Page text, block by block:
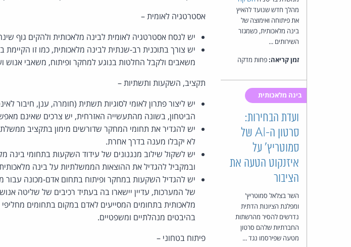
מהלך חדש שנועד להאיץ
את פיתוחה ואימוצה של
בינה מלאכותית, כשמגזר
השירותים ...
זמן קריאה:פחות מדקה
בינה מלאכותית
ועדת הבחירות:
סרטון ה-AI של
סמוטריץ' על
איזנקוט הטעה את
הציבור
השר בצלאל סמוטריץ'
ומפלגת הציונות הדתית
נדרשים להסיר מהרשתות
החברתיות שלהם סרטון
מטעה שפירסמו נגד ...
אסטרטגיה לאומית –
יש לנסח אסטרטגיה לאומית לבינה מלאכותית ולהקים גוף
יש צורך בתוכנית רב-שנתית לבינה מלאכותית, כמו זו
משאבים ולקבל החלטות בנוגע למחקר ופיתוח, משאבי אנוש
תקציב, השקעות ותשתיות –
יש ליצור פתרון לאומי לסוגיות תשתית (חומרה, ענן,
הביטחון, בשונה מהתעשייה האזרחית, יש צרכים שאינם
יש להגדיר את תחומי המחקר שדורשים מימון בתקציב ממשלתי-
לא יקבלו מענה בדרך אחרת.
יש לשקול שילוב מנגנונים של עידוד השקעות בתחומי בינה
ובמקביל להגדיל את ההוצאות הממשלתיות על בינה
יש להגדיל השקעות במחקר ופיתוח בתחום אדם-מכונה עבור
של המערכות, עדיין יישארו בה בעתיד רכיבים של שליטה
מלאכותית בתחומים המסייעים לאדם במקום בתחומים מחליפי
בהיבטים מנהלתיים ומשפטיים.
פיתוח בטחוני –